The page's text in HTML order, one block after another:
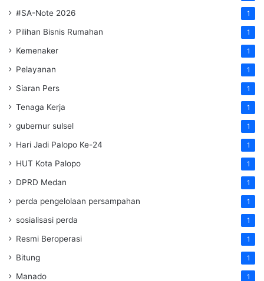
#SA-Note 2026 1
Pilihan Bisnis Rumahan 1
Kemenaker 1
Pelayanan 1
Siaran Pers 1
Tenaga Kerja 1
gubernur sulsel 1
Hari Jadi Palopo Ke-24 1
HUT Kota Palopo 1
DPRD Medan 1
perda pengelolaan persampahan 1
sosialisasi perda 1
Resmi Beroperasi 1
Bitung 1
Manado 1